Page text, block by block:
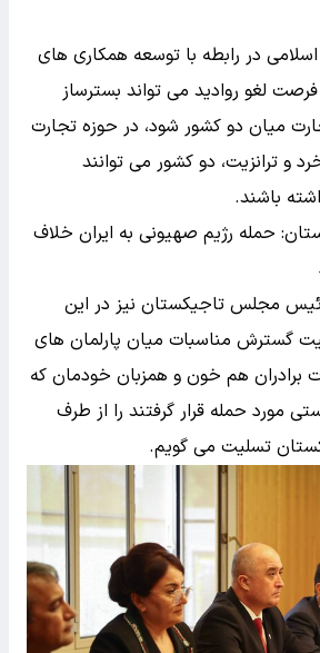
در رابطه با توسعه همکاری های
لغو روادید می تواند بسترساز
میان دو کشور شود، در حوزه تجارت
ترانزیت، دو کشور می توانند
باشند.
حمله رژیم صهیونی به ایران خلاف
مجلس تاجیکستان نیز در این
گسترش مناسبات میان پارلمان های
برادران هم خون و همزبان خودمان که
مورد حمله قرار گرفتند را از طرف
تسلیت می گویم.